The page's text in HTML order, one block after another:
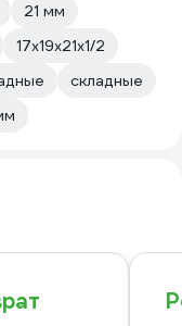
21 мм
17х19х21х1/2
складные